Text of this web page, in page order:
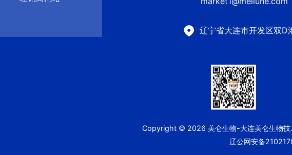
辽宁省大连市开发区双D
Copyright © 2026 美仑生物-大连美仑生物技
辽公网安备